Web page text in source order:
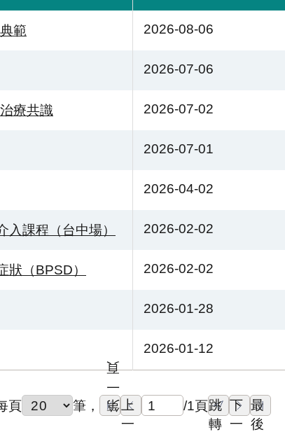
範 2026-08-06
2026-07-06
療共識 2026-07-02
2026-07-01
2026-04-02
課程（台中場） 2026-02-02
（BPSD） 2026-02-02
2026-01-28
2026-01-12
頁 筆 ， 第
一
頁
上
一
/1頁跳
轉
下
一
最
後